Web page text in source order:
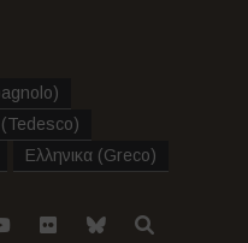
)
(Tedesco)
Ελληνικα (Greco)